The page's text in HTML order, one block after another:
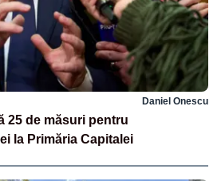
Daniel Onescu
25 de măsuri pentru
la Primăria Capitalei